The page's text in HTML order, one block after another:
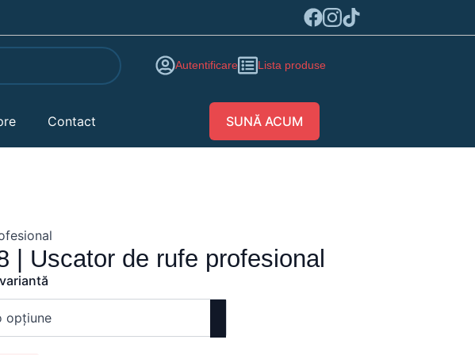
Autentificare Lista produse
Contact SUNĂ ACUM
| Uscator de rufe profesional